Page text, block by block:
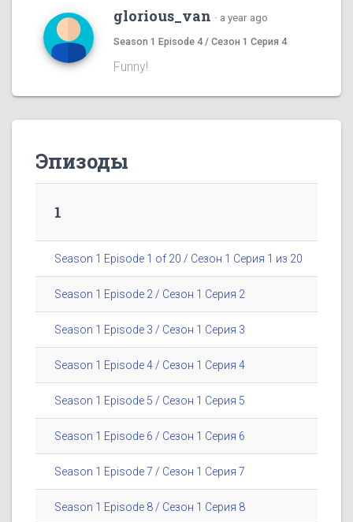
glorious_van · a year ago
Season 1 Episode 4 / Сезон 1 Серия 4
Funny!
Эпизоды
1
Season 1 Episode 1 of 20 / Сезон 1 Серия 1 из 20
Season 1 Episode 2 / Сезон 1 Серия 2
Season 1 Episode 3 / Сезон 1 Серия 3
Season 1 Episode 4 / Сезон 1 Серия 4
Season 1 Episode 5 / Сезон 1 Серия 5
Season 1 Episode 6 / Сезон 1 Серия 6
Season 1 Episode 7 / Сезон 1 Серия 7
Season 1 Episode 8 / Сезон 1 Серия 8